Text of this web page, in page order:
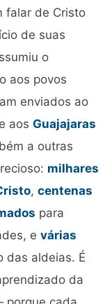
falar de Cristo
de suas
o
aos povos
enviados ao
aos Guajajaras
a outras
milhares
, centenas
para
e várias
das aldeias. É
da